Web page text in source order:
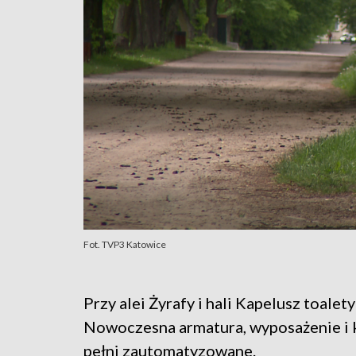
Fot. TVP3 Katowice
Przy alei Żyrafy i hali Kapelusz
Nowoczesna armatura, wyposażenie
pełni zautomatyzowane.